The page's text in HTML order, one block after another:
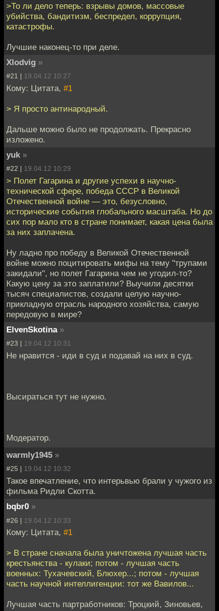
>То ли дело теперь: взрывы домов, массовые
убийства, бандитизм, беспредел, коррупция,
катастрофы.
Лучшие наконец-то при деле.
Xlodvig »
#21 | 19.04.12 10:27
Кому: Цитата, #1
> Я просто антинародный.
Дальше можно было не продолжать. Прекрасно
изложено.
yuk »
#22 | 19.04.12 10:29
> Полет Гагарина и другие успехи в научно-
технической сфере, победа СССР в Великой
Отечественной войне — это, безусловно,
исторические события глобального масштаба. Но до
сих пор мало кто в стране понимает, какая цена была
за них заплачена.
Ну ладно про победу в Великой Отечественной
войне можно поцитировать мифы на тему "трупами
закидали", но полет Гагарина чем не угодил-то?
Какую цену за это заплатили? Выучили десятки
тысяч специалистов, создали целую научно-
прикладную отрасль народного хозяйства, самую
передовую в мире?
ElvenSkotina »
#23 | 19.04.12 10:31
Не нравится - иди в суд и подавай на них в суд.
Высираться тут не нужно.
Модератор.
warmly1945 »
#25 | 19.04.12 10:32
Такое впечатление, что интерьвью брали у чужого из
фильма Ридли Скотта.
bqbr0 »
#26 | 19.04.12 10:33
Кому: Цитата, #1
> В стране сначала была уничтожена лучшая часть
крестьянства - кулаки; потом - лучшая часть
военных: Тухачевский, Блюхер...; потом - лучшая
часть научной интеллигенции: тот же Вавилов...
Лучшая часть партработников: Троцкий, Зиновьев,